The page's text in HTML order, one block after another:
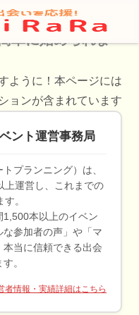
する人気の友活ア
単に始められま
ように！本ページには
ョンが含まれています
ント運営事務局
プランニング）は、
上運営し、これまでの
す。
1,500本以上のイベン
な参加者の声」や「マ
当に信頼できる出会
。
者情報・実績詳細はこちら